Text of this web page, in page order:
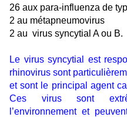
26 aux para-influenza de
2 au métapneumovirus
2 au virus syncytial A ou B.
Le virus syncytial est
rhinovirus sont
et sont le principal agent
Ces virus sont
l’environnement et